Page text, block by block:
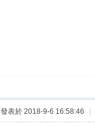
發表於 2018-9-6 16:58:46